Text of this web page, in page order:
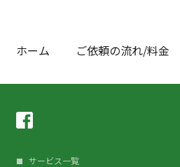
ホーム ご依頼の流れ/料金
サービス一覧